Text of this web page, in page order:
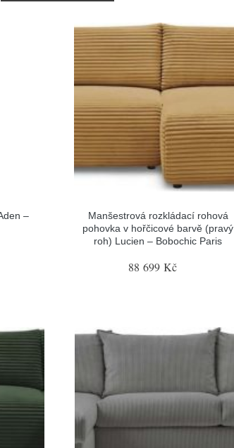
–
Manšestrová rozkládací rohová
pohovka v hořčicové barvě (pravý
roh) Lucien – Bobochic Paris
88 699 Kč